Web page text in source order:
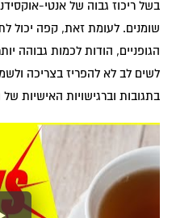
בשל ריכוז גבוה של אנטי-
שומנים. לעומת זאת, קפה יכול
הגופניים, הודות לכמות גבוהה
לשים לב לא להפריז בצריכה
בתגובות וברגישויות האישיות